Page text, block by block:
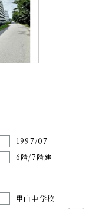
1997/07
6階/7階建
甲山中学校